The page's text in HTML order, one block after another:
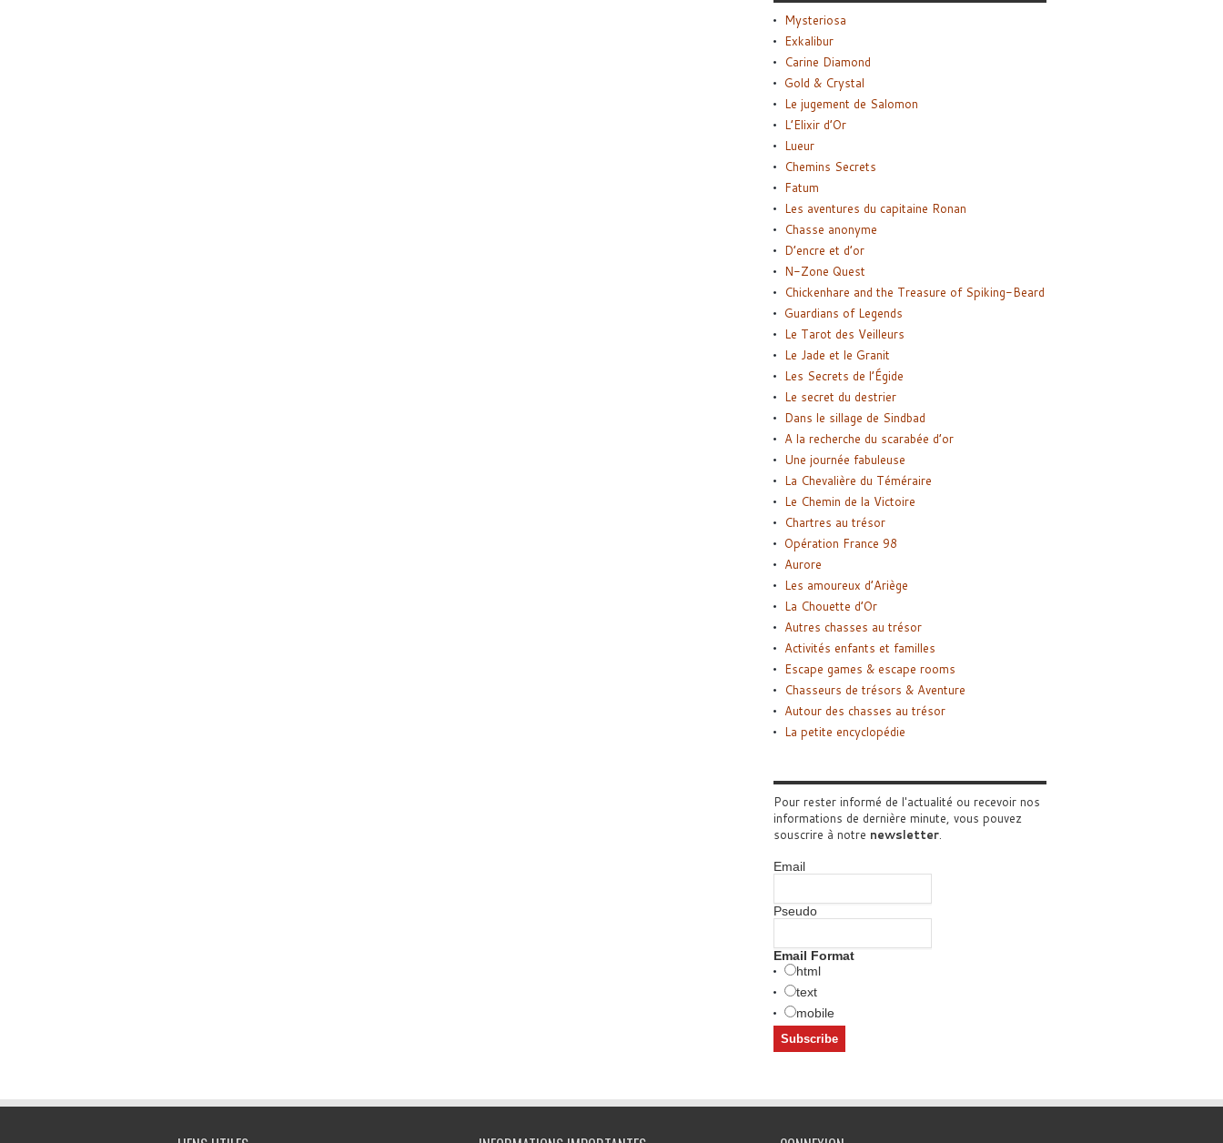
Mysteriosa
Exkalibur
Carine Diamond
Gold & Crystal
Le jugement de Salomon
L’Elixir d’Or
Lueur
Chemins Secrets
Fatum
Les aventures du capitaine Ronan
Chasse anonyme
D’encre et d’or
N-Zone Quest
Chickenhare and the Treasure of Spiking-Beard
Guardians of Legends
Le Tarot des Veilleurs
Le Jade et le Granit
Les Secrets de l’Égide
Le secret du destrier
Dans le sillage de Sindbad
A la recherche du scarabée d’or
Une journée fabuleuse
La Chevalière du Téméraire
Le Chemin de la Victoire
Chartres au trésor
Opération France 98
Aurore
Les amoureux d’Ariège
La Chouette d’Or
Autres chasses au trésor
Activités enfants et familles
Escape games & escape rooms
Chasseurs de trésors & Aventure
Autour des chasses au trésor
La petite encyclopédie
Pour rester informé de l'actualité ou recevoir nos
informations de dernière minute, vous pouvez
souscrire à notre newsletter.
Email
Pseudo
Email Format
html
text
mobile